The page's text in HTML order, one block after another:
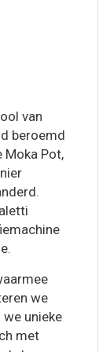
van
beroemd
Moka Pot,
we
unieke
met